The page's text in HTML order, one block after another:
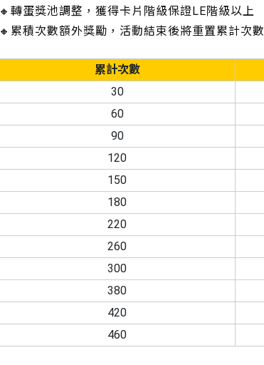
🔸轉蛋獎池調整，獲得卡片階級保證LE階級以上
🔸累積次數額外獎勵，活動結束後將重置累計次數
累計次數
30
60
90
120
150
180
220
260
300
380
420
460